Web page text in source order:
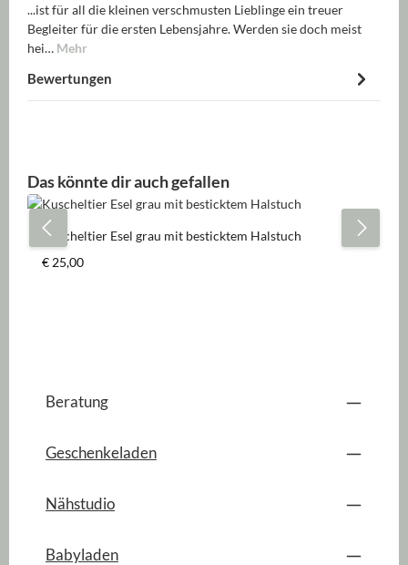
...ist für all die kleinen verschmusten Lieblinge ein treuer
Begleiter für die ersten Lebensjahre. Werden sie doch meist
hei… Mehr
Bewertungen
Produktgalerie überspringen
Das könnte dir auch gefallen
Kuscheltier Esel grau mit besticktem Halstuch
Regulärer Preis:
€ 25,00
Beratung
Geschenkeladen
Nähstudio
Babyladen